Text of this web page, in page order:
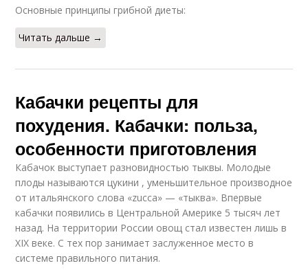
Основные принципы грибной диеты:
Читать дальше →
Кабачки рецепты для
похудения. Кабачки: польза,
особенности приготовления
Кабачок выступает разновидностью тыквы. Молодые
плоды называются цукини , уменьшительное производное
от итальянского слова «zucca» — «тыква». Впервые
кабачки появились в Центральной Америке 5 тысяч лет
назад. На территории России овощ стал известен лишь в
XIX веке. С тех пор занимает заслуженное место в
системе правильного питания.